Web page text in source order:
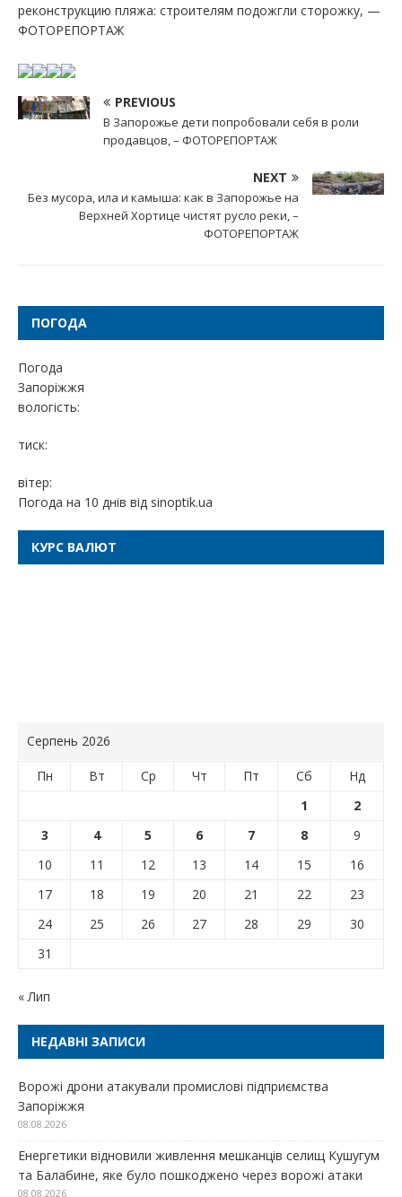
реконструкцию пляжа: строителям подожгли сторожку, —
ФОТОРЕПОРТАЖ
PREVIOUS
В Запорожье дети попробовали себя в роли
продавцов, – ФОТОРЕПОРТАЖ
NEXT
Без мусора, ила и камыша: как в Запорожье на
Верхней Хортице чистят русло реки, –
ФОТОРЕПОРТАЖ
ПОГОДА
Погода
Запоріжжя
вологість:
тиск:
вітер:
Погода на 10 днів від sinoptik.ua
КУРС ВАЛЮТ
Серпень 2026
Пн Вт Ср Чт Пт Сб
Нд
1
2
3
4 5 6 7 8
9
10
11 12 13 14 15
16
17
18 19 20 21 22
23
24
25 26 27 28 29
30
31
« Лип
НЕДАВНІ ЗАПИСИ
Ворожі дрони атакували промислові підприємства
Запоріжжя
08.08.2026
Енергетики відновили живлення мешканців селищ Кушугум
та Балабине, яке було пошкоджено через ворожі атаки
08.08.2026